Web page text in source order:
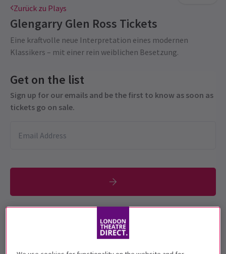
Zurück zu Plays
Glengarry Glen Ross Tickets
Eine kraftvolle neue Interpretation eines modernen
Klassikers – mit einer rein weiblichen Besetzung.
Get on the list
Sign up for our emails and be the first to know as soon as
tickets go on sale.